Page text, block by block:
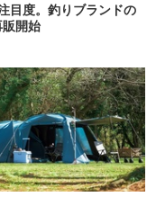
目度。釣りブランドの
開始